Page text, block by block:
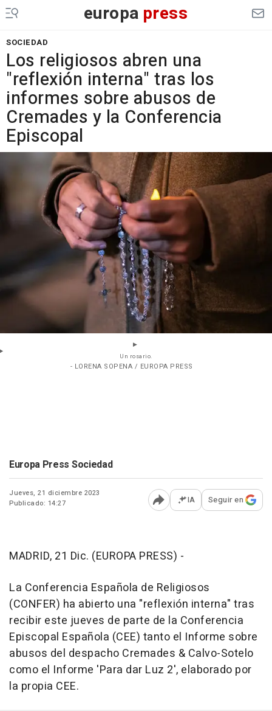
europa press
SOCIEDAD
Los religiosos abren una
"reflexión interna" tras los
informes sobre abusos de
Cremades y la Conferencia
Episcopal
Un rosario.
- LORENA SOPENA / EUROPA PRESS
Europa Press Sociedad
Jueves, 21 diciembre 2023
Publicado: 14:27
Abrir opciones para
IA Seguir en
MADRID, 21 Dic. (EUROPA PRESS) -
La Conferencia Española de Religiosos
(CONFER) ha abierto una "reflexión interna" tras
recibir este jueves de parte de la Conferencia
Episcopal Española (CEE) tanto el Informe sobre
abusos del despacho Cremades & Calvo-Sotelo
como el Informe 'Para dar Luz 2', elaborado por
la propia CEE.